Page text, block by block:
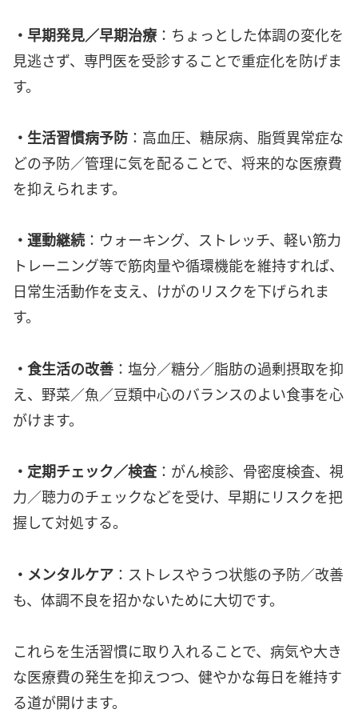
・早期発見／早期治療 ：ちょっとした体調の変化を
見逃さず、専門医を受診することで重症化を防げま
す。
・生活習慣病予防 ：高血圧、糖尿病、脂質異常症な
どの予防／管理に気を配ることで、将来的な医療費
を抑えられます。
・運動継続 ：ウォーキング、ストレッチ、軽い筋力
トレーニング等で筋肉量や循環機能を維持すれば、
日常生活動作を支え、けがのリスクを下げられま
す。
・食生活の改善 ：塩分／糖分／脂肪の過剰摂取を抑
え、野菜／魚／豆類中心のバランスのよい食事を心
がけます。
・定期チェック／検査 ：がん検診、骨密度検査、視
力／聴力のチェックなどを受け、早期にリスクを把
握して対処する。
・メンタルケア ：ストレスやうつ状態の予防／改善
も、体調不良を招かないために大切です。
これらを生活習慣に取り入れることで、病気や大き
な医療費の発生を抑えつつ、健やかな毎日を維持す
る道が開けます。